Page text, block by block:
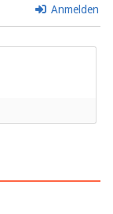
Anmelden